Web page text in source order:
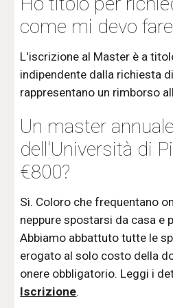
come mi devo
L'iscrizione al Master è a
indipendente dalla richiesta
rappresentano un rimborso
Un master
dell'Università di
€800?
Sì. Coloro che frequentano
neppure spostarsi da casa e
Abbiamo abbattuto tutte le
erogato al solo costo della
onere obbligatorio. Leggi i
Iscrizione.